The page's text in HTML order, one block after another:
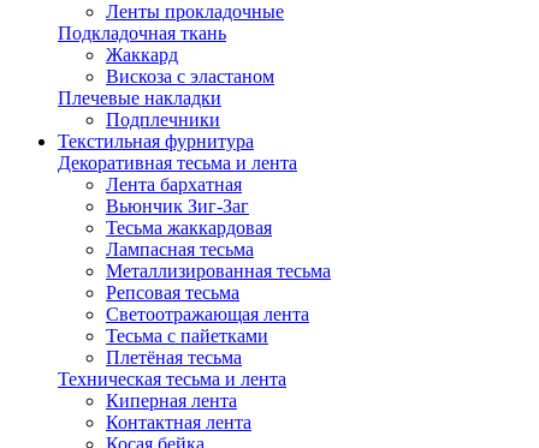
Ленты прокладочные
Подкладочная ткань
Жаккард
Вискоза с эластаном
Плечевые накладки
Подплечники
Текстильная фурнитура
Декоративная тесьма и лента
Лента бархатная
Вьюнчик Зиг-Заг
Тесьма жаккардовая
Лампасная тесьма
Металлизированная тесьма
Репсовая тесьма
Светоотражающая лента
Тесьма с пайетками
Плетёная тесьма
Техническая тесьма и лента
Киперная лента
Контактная лента
Косая бейка